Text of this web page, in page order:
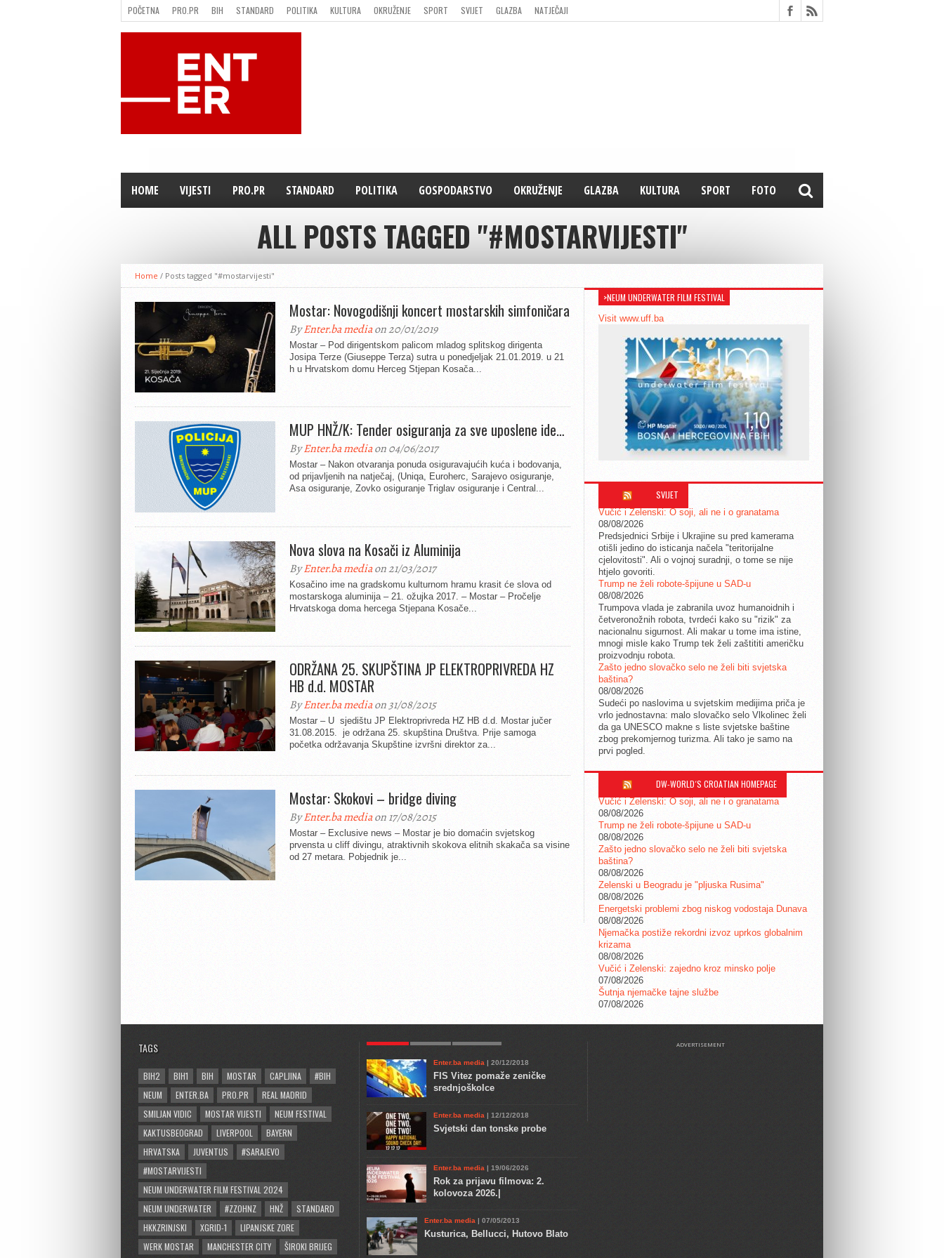
POČETNA PRO.PR BIH STANDARD POLITIKA KULTURA OKRUŽENJE SPORT SVIJET GLAZBA
NATJEČAJI
FILMING LOCATION IN BH
KONTAKT
HOME VIJESTI PRO.PR STANDARD POLITIKA GOSPODARSTVO OKRUŽENJE GLAZBA KULTURA SPORT FOTO
ALL POSTS TAGGED "#MOSTARVIJESTI"
Home / Posts tagged "#mostarvijesti"
Mostar: Novogodišnji koncert mostarskih simfoničara
ByEnter.ba mediaon 20/01/2019
Mostar – Pod dirigentskom palicom mladog splitskog dirigenta
Josipa Terze (Giuseppe Terza) sutra u ponedjeljak 21.01.2019. u 21
h u Hrvatskom domu Herceg Stjepan Kosača...
MUP HNŽ/K: Tender osiguranja za sve uposlene ide…
ByEnter.ba mediaon 04/06/2017
Mostar – Nakon otvaranja ponuda osiguravajućih kuća i bodovanja,
od prijavljenih na natječaj, (Uniqa, Euroherc, Sarajevo osiguranje,
Asa osiguranje, Zovko osiguranje Triglav osiguranje i Central...
Nova slova na Kosači iz Aluminija
ByEnter.ba mediaon 21/03/2017
Kosačino ime na gradskomu kulturnom hramu krasit će slova od
mostarskoga aluminija – 21. ožujka 2017. – Mostar – Pročelje
Hrvatskoga doma hercega Stjepana Kosače...
ODRŽANA 25. SKUPŠTINA JP ELEKTROPRIVREDA HZ
HB d.d. MOSTAR
ByEnter.ba mediaon 31/08/2015
Mostar – U sjedištu JP Elektroprivreda HZ HB d.d. Mostar jučer
31.08.2015. je održana 25. skupština Društva. Prije samoga
početka održavanja Skupštine izvršni direktor za...
Mostar: Skokovi – bridge diving
ByEnter.ba mediaon 17/08/2015
Mostar – Exclusive news – Mostar je bio domaćin svjetskog
prvensta u cliff divingu, atraktivnih skokova elitnih skakača sa visine
od 27 metara. Pobjednik je...
>NEUM UNDERWATER FILM FESTIVAL
Visit www.uff.ba
SVIJET
Vučić i Zelenski: O soji, ali ne i o granatama
08/08/2026
Predsjednici Srbije i Ukrajine su pred kamerama
otišli jedino do isticanja načela "teritorijalne
cjelovitosti". Ali o vojnoj suradnji, o tome se nije
htjelo govoriti.
Trump ne želi robote-špijune u SAD-u
08/08/2026
Trumpova vlada je zabranila uvoz humanoidnih i
četveronožnih robota, tvrdeći kako su "rizik" za
nacionalnu sigurnost. Ali makar u tome ima istine,
mnogi misle kako Trump tek želi zaštititi američku
proizvodnju robota.
Zašto jedno slovačko selo ne želi biti svjetska
baština?
08/08/2026
Sudeći po naslovima u svjetskim medijima priča je
vrlo jednostavna: malo slovačko selo Vlkolinec želi
da ga UNESCO makne s liste svjetske baštine
zbog prekomjernog turizma. Ali tako je samo na
prvi pogled.
DW-WORLD´S CROATIAN HOMEPAGE
Vučić i Zelenski: O soji, ali ne i o granatama
08/08/2026
Trump ne želi robote-špijune u SAD-u
08/08/2026
Zašto jedno slovačko selo ne želi biti svjetska
baština?
08/08/2026
Zelenski u Beogradu je "pljuska Rusima"
08/08/2026
Energetski problemi zbog niskog vodostaja Dunava
08/08/2026
Njemačka postiže rekordni izvoz uprkos globalnim
krizama
08/08/2026
Vučić i Zelenski: zajedno kroz minsko polje
07/08/2026
Šutnja njemačke tajne službe
07/08/2026
TAGS
BIH2 BIH1 BIH MOSTAR CAPLJINA
#BIH
NEUM
ENTER.BA PRO.PR
REAL MADRID
SMILJAN VIDIC
MOSTAR VIJESTI
NEUM FESTIVAL
KAKTUSBEOGRAD
LIVERPOOL
BAYERN
HRVATSKA
JUVENTUS
#SARAJEVO
#MOSTARVIJESTI
NEUM UNDERWATER FILM FESTIVAL 2024
NEUM UNDERWATER
#ZZOHNZ HNŽ
STANDARD
HKKZRINJSKI
XGRID-1
LIPANJSKE ZORE
WERK MOSTAR
MANCHESTER CITY ŠIROKI BRIJEG
Enter.ba media | 20/12/2018
FIS Vitez pomaže zeničke
srednjoškolce
Enter.ba media | 12/12/2018
Svjetski dan tonske probe
Enter.ba media | 19/06/2026
Rok za prijavu filmova: 2.
kolovoza 2026.|
Enter.ba media | 07/05/2013
Kusturica, Bellucci, Hutovo Blato
ADVERTISEMENT